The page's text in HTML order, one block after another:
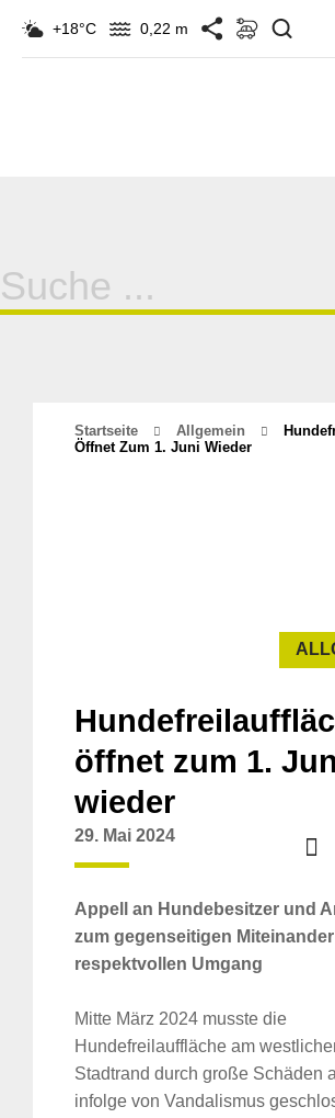
+18°C 0,22 m
Suche
für:
Startseite Allgemein
Öffnet Zum 1. Juni Wieder
öffnet zum 1.
wieder
29. Mai 2024
Appell an Hundebesitzer und
zum gegenseitigen
respektvollen Umgang
Mitte März 2024 musste die
Hundefreilauffläche am
Stadtrand durch große Schäden
infolge von Vandalismus